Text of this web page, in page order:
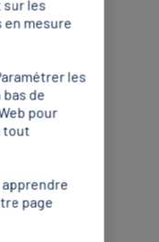
:
les
en mesure
les
de
pour
tout
apprendre
page